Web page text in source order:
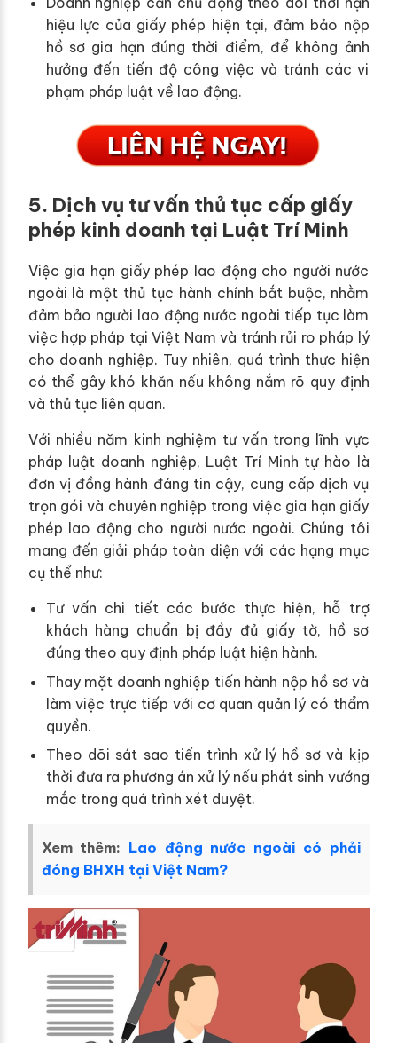
hiệu lực của giấy phép hiện tại, đảm bảo nộp
hồ sơ gia hạn đúng thời điểm, để không ảnh
hưởng đến tiến độ công việc và tránh các vi
phạm pháp luật về lao động.
5. Dịch vụ tư vấn thủ tục cấp giấy
phép kinh doanh tại Luật Trí Minh
Việc gia hạn giấy phép lao động cho người nước
ngoài là một thủ tục hành chính bắt buộc, nhằm
đảm bảo người lao động nước ngoài tiếp tục làm
việc hợp pháp tại Việt Nam và tránh rủi ro pháp lý
cho doanh nghiệp. Tuy nhiên, quá trình thực hiện
có thể gây khó khăn nếu không nắm rõ quy định
và thủ tục liên quan.
Với nhiều năm kinh nghiệm tư vấn trong lĩnh vực
pháp luật doanh nghiệp, Luật Trí Minh tự hào là
đơn vị đồng hành đáng tin cậy, cung cấp dịch vụ
trọn gói và chuyên nghiệp trong việc gia hạn giấy
phép lao động cho người nước ngoài. Chúng tôi
mang đến giải pháp toàn diện với các hạng mục
cụ thể như:
Tư vấn chi tiết các bước thực hiện, hỗ trợ
khách hàng chuẩn bị đầy đủ giấy tờ, hồ sơ
đúng theo quy định pháp luật hiện hành.
Thay mặt doanh nghiệp tiến hành nộp hồ sơ và
làm việc trực tiếp với cơ quan quản lý có thẩm
quyền.
Theo dõi sát sao tiến trình xử lý hồ sơ và kịp
thời đưa ra phương án xử lý nếu phát sinh vướng
mắc trong quá trình xét duyệt.
Xem thêm: Lao động nước ngoài có phải
đóng BHXH tại Việt Nam?